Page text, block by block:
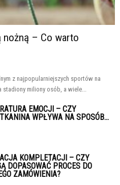
nożną – Co warto
z najpopularniejszych sportów na
miliony osób, a wiele...
EMOCJI – CZY
WPŁYWA NA SPOSÓB...
KOMPLETACJI – CZY
DOPASOWAĆ PROCES DO
ZAMÓWIENIA?